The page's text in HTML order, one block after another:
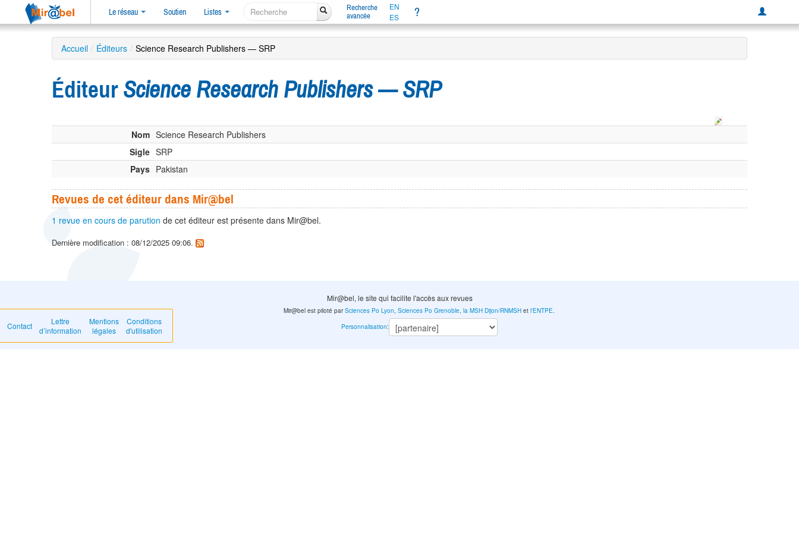
Le réseau Soutien Listes
Recherche
avancée
EN
ES
?
Accueil / Éditeurs / Science Research Publishers — SRP
Éditeur Science Research Publishers — SRP
Nom Science Research Publishers
Sigle SRP
Pays Pakistan
Revues de cet éditeur dans Mir@bel
1 revue en cours de parution de cet éditeur est présente dans Mir@bel.
Dernière modification : 08/12/2025 09:06.
Mir@bel, le site qui facilite l'accès aux revues
Contact
Lettre
d’information
Mentions
légales
Conditions
d'utilisation
Mir@bel est piloté parSciences Po Lyon,Sciences Po Grenoble,la MSH Dijon/RNMSH etl'ENTPE.
Personnalisation: